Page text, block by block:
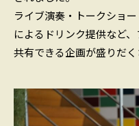
ライブ演奏・トークショ
によるドリンク提供など
共有できる企画が盛りだく